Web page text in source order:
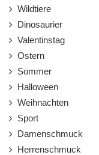
Wildtiere
Dinosaurier
Valentinstag
Ostern
Sommer
Halloween
Weihnachten
Sport
Damenschmuck
Herrenschmuck